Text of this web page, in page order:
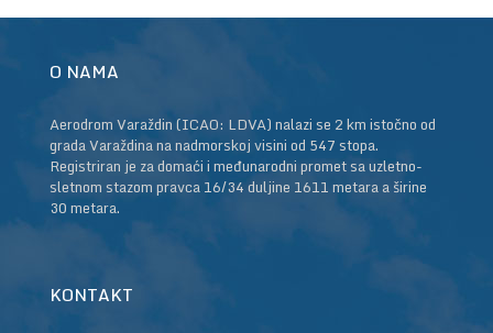
O NAMA
Aerodrom Varaždin (ICAO: LDVA) nalazi se 2 km istočno od
grada Varaždina na nadmorskoj visini od 547 stopa.
Registriran je za domaći i međunarodni promet sa uzletno-
sletnom stazom pravca 16/34 duljine 1611 metara a širine
30 metara.
KONTAKT